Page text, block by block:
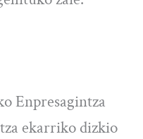
Enpresagintza
ekarriko dizkio